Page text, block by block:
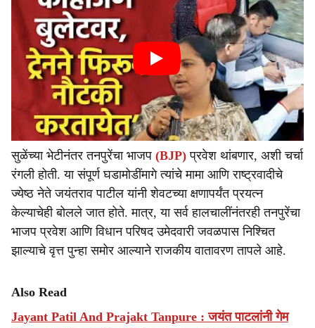
सुळेंच्या भेटीनंतर तनपुरेंचा भाजप (BJP) प्रवेश थांबणार, अशी चर्चा
रंगली होती. या संपूर्ण घडामोडींमागे त्यांचे मामा आणि राष्ट्रवादीचे
ज्येष्ठ नेते जयंतराव पाटील यांनी शेवटच्या क्षणापर्यंत प्रयत्न
केल्याचेही बोलले जात होते. मात्र, या सर्व हालचालींनंतरही तनपुरेंचा
भाजप प्रवेश आणि विधान परिषद उमेदवारी जवळपास निश्चित
झाल्याचे वृत्त पुन्हा समोर आल्याने राजकीय वातावरण तापले आहे.
Also Read
Jayant Patil And Prajakt Tanpure : जयंत पाटलांनी गेम